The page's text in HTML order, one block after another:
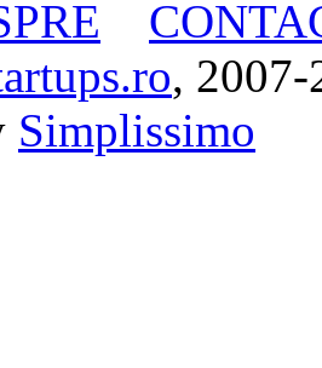
, 2007-
Simplissimo